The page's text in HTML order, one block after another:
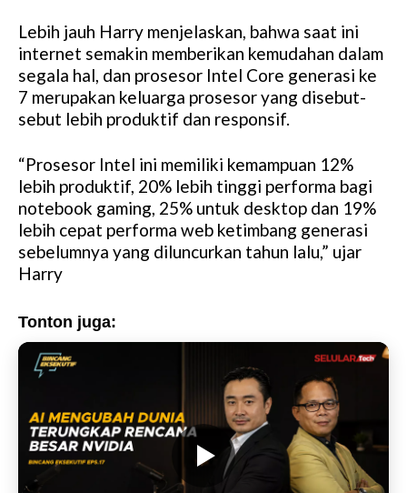
Lebih jauh Harry menjelaskan, bahwa saat ini
internet semakin memberikan kemudahan dalam
segala hal, dan prosesor Intel Core generasi ke
7 merupakan keluarga prosesor yang disebut-
sebut lebih produktif dan responsif.
“Prosesor Intel ini memiliki kemampuan 12%
lebih produktif, 20% lebih tinggi performa bagi
notebook gaming, 25% untuk desktop dan 19%
lebih cepat performa web ketimbang generasi
sebelumnya yang diluncurkan tahun lalu,” ujar
Harry
Tonton juga: